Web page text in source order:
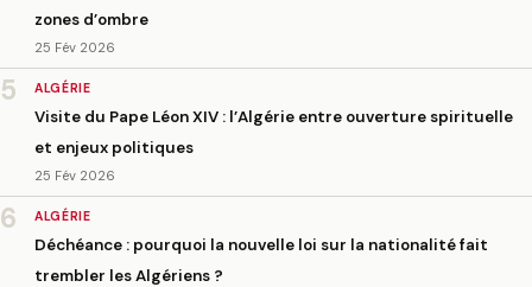
zones d’ombre
25 Fév 2026
5 ALGÉRIE
Visite du Pape Léon XIV : l’Algérie entre ouverture spirituelle
et enjeux politiques
25 Fév 2026
6 ALGÉRIE
Déchéance : pourquoi la nouvelle loi sur la nationalité fait
trembler les Algériens ?